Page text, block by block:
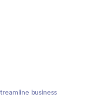
business